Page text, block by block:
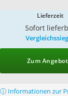
Lieferzeit
Sofort
Zum
ⓘ Informationen zur